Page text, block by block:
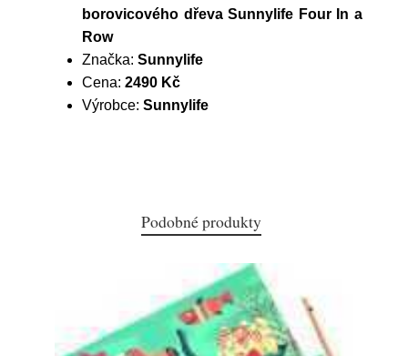
borovicového dřeva Sunnylife Four In a
Row
Značka: Sunnylife
Cena: 2490 Kč
Výrobce: Sunnylife
Podobné produkty